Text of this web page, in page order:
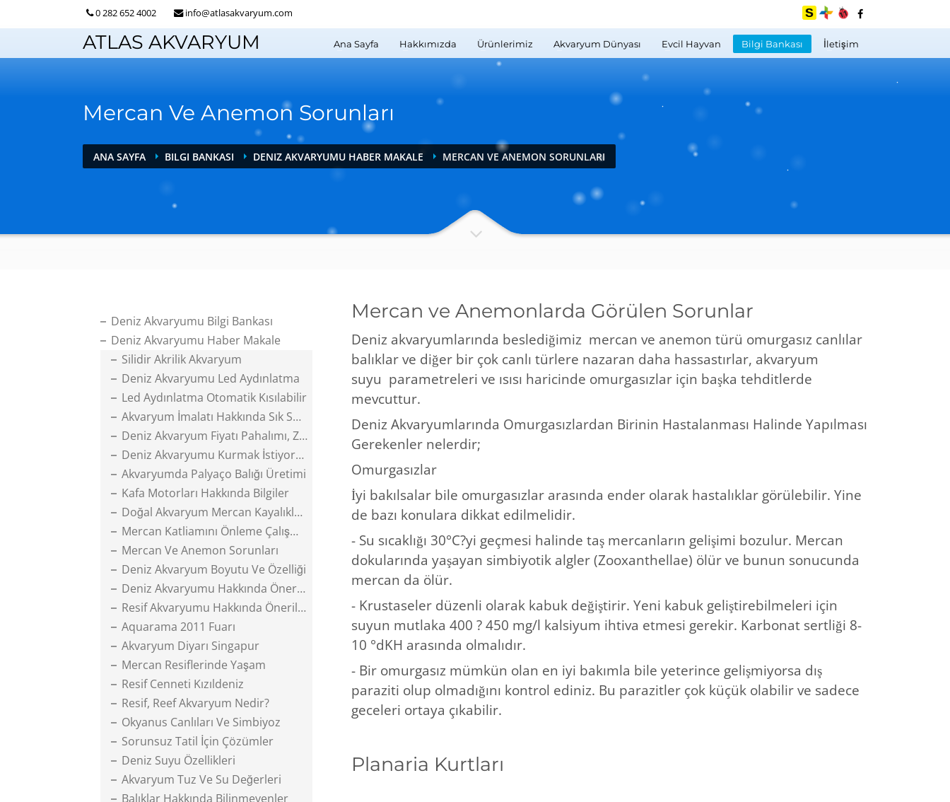
0 282 652 4002 info@atlasakvaryum.com
ATLAS AKVARYUM Ana Sayfa Hakkımızda Ürünlerimiz Akvaryum Dünyası Evcil Hayvan Bilgi Bankası İletişim
Mercan Ve Anemon Sorunları
ANA SAYFA BILGI BANKASI DENIZ AKVARYUMU HABER MAKALE MERCAN VE ANEMON SORUNLARI
Deniz Akvaryumu Bilgi Bankası
Deniz Akvaryumu Haber Makale
Silidir Akrilik Akvaryum
Deniz Akvaryumu Led Aydınlatma
Led Aydınlatma Otomatik Kısılabilir
Akvaryum İmalatı Hakkında Sık Sorulanlar
Deniz Akvaryum Fiyatı Pahalımı, Zormu
Deniz Akvaryumu Kurmak İstiyorum
Akvaryumda Palyaço Balığı Üretimi
Kafa Motorları Hakkında Bilgiler
Doğal Akvaryum Mercan Kayalıkları
Mercan Katliamını Önleme Çalışmaları
Mercan Ve Anemon Sorunları
Deniz Akvaryum Boyutu Ve Özelliği
Deniz Akvaryumu Hakkında Öneriler
Resif Akvaryumu Hakkında Öneriler
Aquarama 2011 Fuarı
Akvaryum Diyarı Singapur
Mercan Resiflerinde Yaşam
Resif Cenneti Kızıldeniz
Resif, Reef Akvaryum Nedir?
Okyanus Canlıları Ve Simbiyoz
Sorunsuz Tatil İçin Çözümler
Deniz Suyu Özellikleri
Akvaryum Tuz Ve Su Değerleri
Balıklar Hakkında Bilinmeyenler
Mercan ve Anemonlarda Görülen Sorunlar
Deniz akvaryumlarında beslediğimiz mercan ve anemon türü omurgasız canlılar
balıklar ve diğer bir çok canlı türlere nazaran daha hassastırlar, akvaryum
suyu parametreleri ve ısısı haricinde omurgasızlar için başka tehditlerde
mevcuttur.
Deniz Akvaryumlarında Omurgasızlardan Birinin Hastalanması Halinde Yapılması
Gerekenler nelerdir;
Omurgasızlar
İyi bakılsalar bile omurgasızlar arasında ender olarak hastalıklar görülebilir. Yine
de bazı konulara dikkat edilmelidir.
- Su sıcaklığı 30°C?yi geçmesi halinde taş mercanların gelişimi bozulur. Mercan
dokularında yaşayan simbiyotik algler (Zooxanthellae) ölür ve bunun sonucunda
mercan da ölür.
- Krustaseler düzenli olarak kabuk değiştirir. Yeni kabuk geliştirebilmeleri için
suyun mutlaka 400 ? 450 mg/l kalsiyum ihtiva etmesi gerekir. Karbonat sertliği 8-
10 °dKH arasında olmalıdır.
- Bir omurgasız mümkün olan en iyi bakımla bile yeterince gelişmiyorsa dış
paraziti olup olmadığını kontrol ediniz. Bu parazitler çok küçük olabilir ve sadece
geceleri ortaya çıkabilir.
Planaria Kurtları